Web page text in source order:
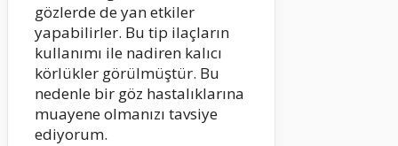
gözlerde de yan etkiler
yapabilirler. Bu tip ilaçların
kullanımı ile nadiren kalıcı
körlükler görülmüştür. Bu
nedenle bir göz hastalıklarına
muayene olmanızı tavsiye
ediyorum.